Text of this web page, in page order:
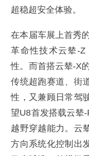
超稳超安全体验。
在本届车展上首秀
革命性技术云辇-
性。而首搭云辇-X
传统超跑赛道、街
性，又兼顾日常驾
望U8首发搭载云辇
越野穿越能力。云
方向系统化控制出